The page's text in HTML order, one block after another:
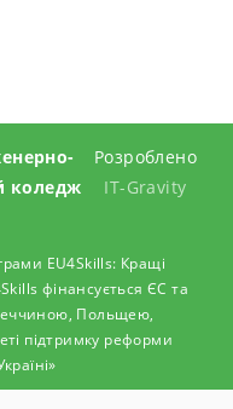
коледж
Розроблено
IT-Gravity
EU4Skills: Кращі
фінансується ЄС та
Польщею,
підтримку реформи